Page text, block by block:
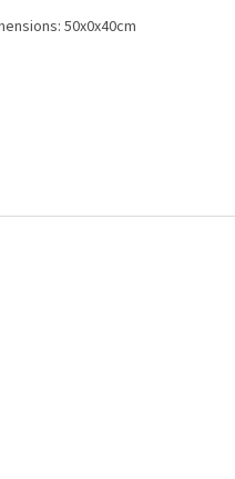
50x0x40cm